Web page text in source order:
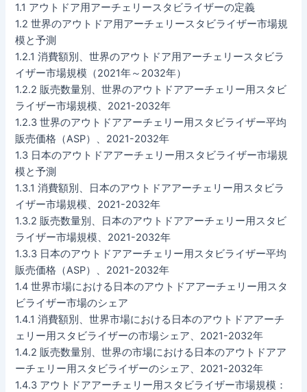
1.1 アウトドア用アーチェリースタビライザーの定義
1.2 世界のアウトドア用アーチェリースタビライザー市場規
模と予測
1.2.1 消費額別、世界のアウトドア用アーチェリースタビラ
イザー市場規模（2021年～2032年）
1.2.2 販売数量別、世界のアウトドアアーチェリー用スタビ
ライザー市場規模、2021-2032年
1.2.3 世界のアウトドアアーチェリー用スタビライザー平均
販売価格（ASP）、2021-2032年
1.3 日本のアウトドアアーチェリー用スタビライザー市場規
模と予測
1.3.1 消費額別、日本のアウトドアアーチェリー用スタビラ
イザー市場規模、2021-2032年
1.3.2 販売数量別、日本のアウトドアアーチェリー用スタビ
ライザー市場規模、2021-2032年
1.3.3 日本のアウトドアアーチェリー用スタビライザー平均
販売価格（ASP）、2021-2032年
1.4 世界市場における日本のアウトドアアーチェリー用スタ
ビライザー市場のシェア
1.4.1 消費額別、世界市場における日本のアウトドアアーチ
ェリー用スタビライザーの市場シェア、2021-2032年
1.4.2 販売数量別、世界の市場における日本のアウトドアア
ーチェリー用スタビライザーのシェア、2021-2032年
1.4.3 アウトドアアーチェリー用スタビライザー市場規模：